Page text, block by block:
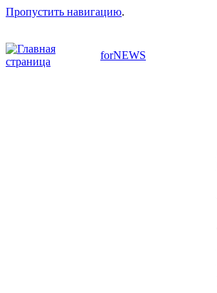
Пропустить навигацию.
forNEWS